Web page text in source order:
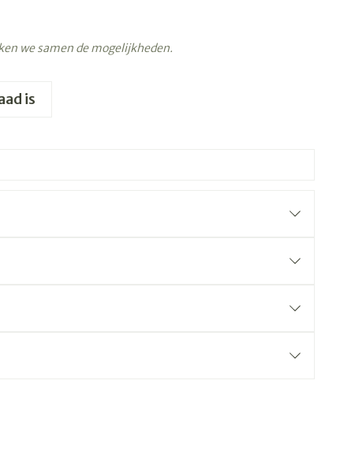
is
we samen de mogelijkheden.